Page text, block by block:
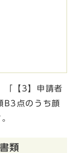
「【3】申請者
B3点のうち顔
類